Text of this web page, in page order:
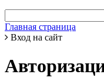
Главная страница
Вход на сайт